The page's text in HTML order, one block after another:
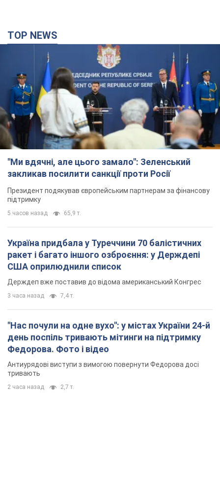
TOP NEWS
"Ми вдячні, але цього замало": Зеленський
закликав посилити санкції проти Росії
Президент подякував європейським партнерам за фінансову
підтримку
5 часов назад 65,9 т.
Україна придбала у Туреччини 70 балістичних
ракет і багато іншого озброєння: у Держдепі
США оприлюднили список
Держдеп вже поставив до відома американський Конгрес
3 часа назад 7,4 т.
"Нас почули на одне вухо": у містах України 24-й
день поспіль тривають мітинги на підтримку
Федорова. Фото і відео
Антиурядові виступи з вимогою повернути Федорова досі
тривають
2 часа назад 2,7 т.